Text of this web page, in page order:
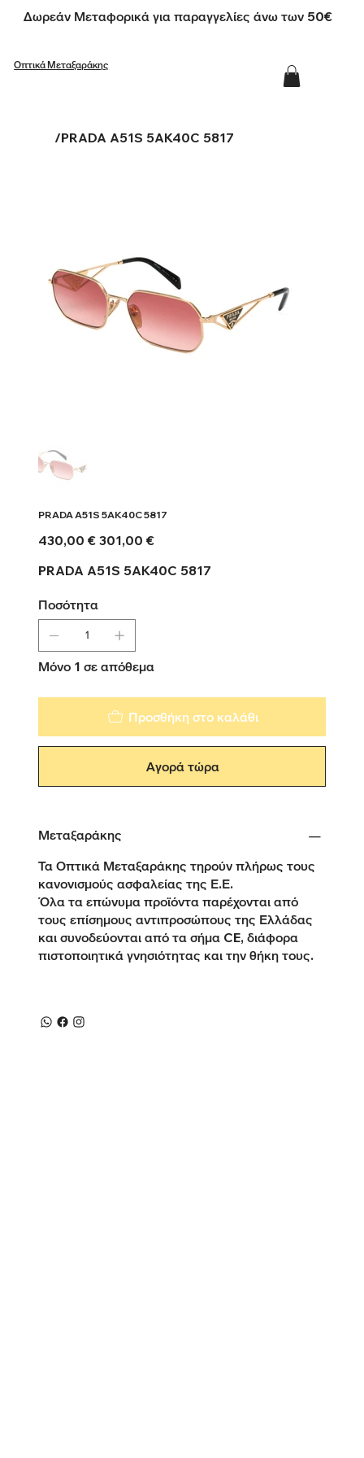
Δωρεάν Μεταφορικά για παραγγελίες άνω των 50€
Οπτικά Μεταξαράκης
/PRADA A51S 5AK40C 5817
PRADA A51S 5AK40C 5817
Αρχική
τιμή
430,00 € Τιμή
έκπτωσης
301,00 €
PRADA A51S 5AK40C 5817
Ποσότητα
Μόνο 1 σε απόθεμα
Προσθήκη στο καλάθι
Αγορά τώρα
Μεταξαράκης
Τα Οπτικά Μεταξαράκης τηρούν πλήρως τους
κανονισμούς ασφαλείας της Ε.Ε.
Όλα τα επώνυμα προϊόντα παρέχονται από
τους επίσημους αντιπροσώπους της Ελλάδας
και συνοδεύονται από τα σήμα CE, διάφορα
πιστοποιητικά γνησιότητας και την θήκη τους.